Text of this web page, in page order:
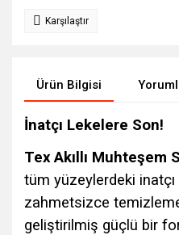
Karşılaştır
Ürün Bilgisi
İnatçı Lekelere Son!
Tex Akıllı Muhteşem
tüm yüzeylerdeki inatçı
zahmetsizce
geliştirilmiş güçlü bir